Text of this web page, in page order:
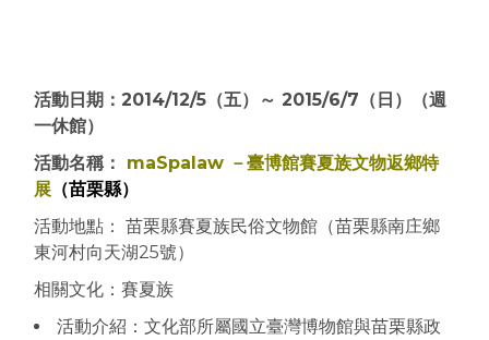
活動日期：2014/12/5（五）～ 2015/6/7（日）（週
一休館）
活動名稱：
maSpalaw －臺博館賽夏族文物返鄉特
展 （苗栗縣）
活動地點：苗栗縣賽夏族民俗文物館（苗栗縣南庄鄉
東河村向天湖25號）
相關文化：賽夏族
活動介紹：文化部所屬國立臺灣博物館與苗栗縣政